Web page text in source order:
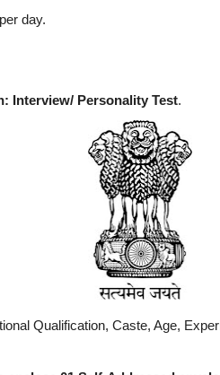
day.
Interview/ Personality Test.
Qualification, Caste, Age,